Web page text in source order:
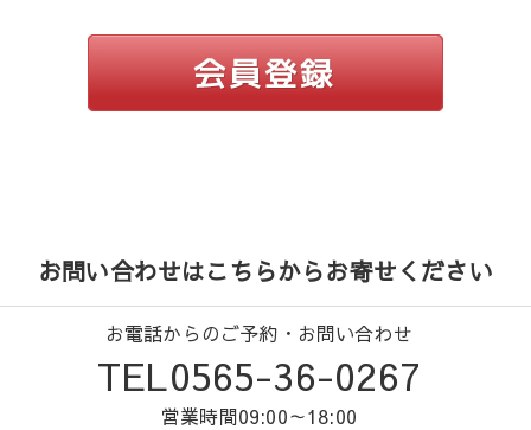
お問い合わせはこちらからお寄せください
お電話からのご予約・お問い合わせ
TEL0565-36-0267
営業時間09:00～18:00